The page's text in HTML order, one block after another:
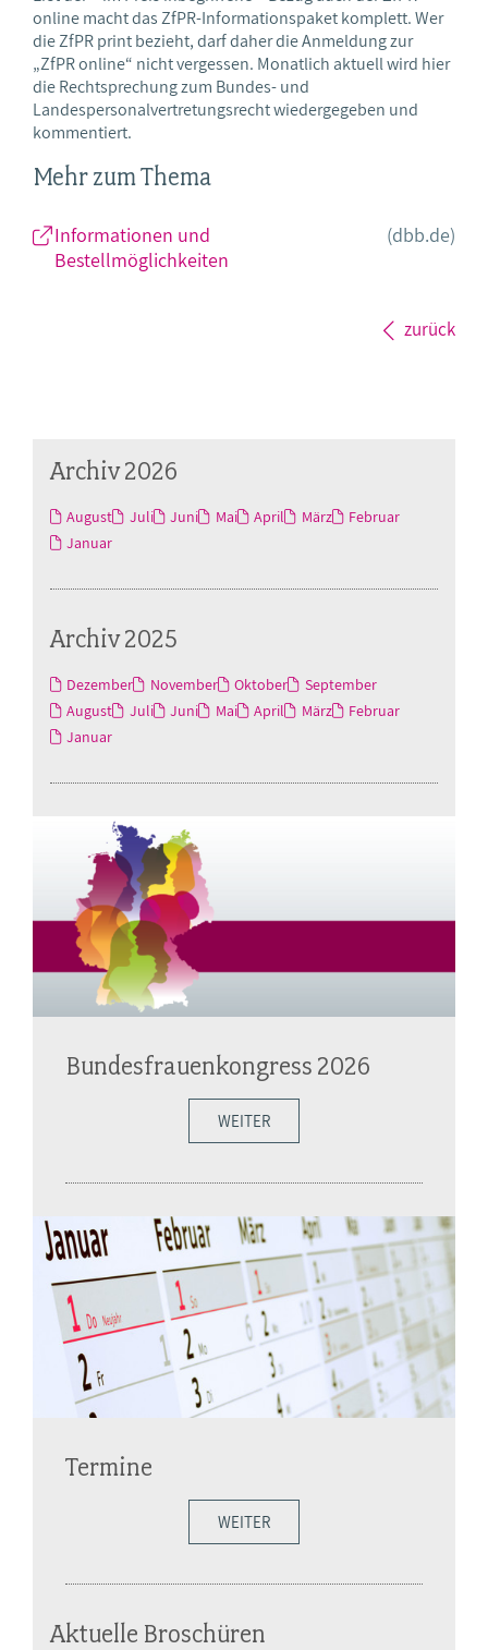
online macht das ZfPR-Informationspaket komplett. Wer
die ZfPR print bezieht, darf daher die Anmeldung zur
„ZfPR online“ nicht vergessen. Monatlich aktuell wird hier
die Rechtsprechung zum Bundes- und
Landespersonalvertretungsrecht wiedergegeben und
kommentiert.
Mehr zum Thema
Informationen und
Bestellmöglichkeiten
(dbb.de)
zurück
Archiv 2026
August Juli Juni Mai April März
Februar
Januar
Archiv 2025
Dezember November Oktober
September
August
Juli Juni Mai April März
Februar
Januar
Bundesfrauenkongress 2026
WEITER
Termine
WEITER
Aktuelle Broschüren